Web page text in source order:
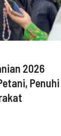
2026
Penuhi